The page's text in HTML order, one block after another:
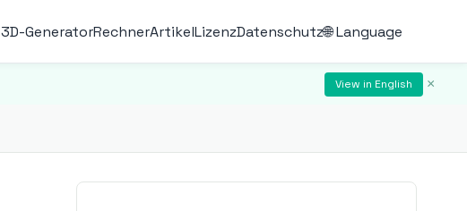
3D-GeneratorRechnerArtikelLizenzDatenschutz🌐 Language
View in English ×